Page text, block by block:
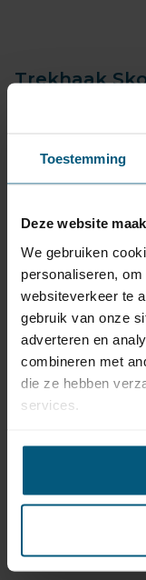
Toestemming
Deze website
We gebruiken
personaliseren,
websiteverkeer te
gebruik van onze
adverteren en
combineren met
die ze hebben
services.
Trekhaak
Trekhaak
bijpassende
Trekhaak
bijpassende
Trekhaak
bijpassende
Trekhaak
bijpassende
Trekhaak
bijpassende
bijpassende